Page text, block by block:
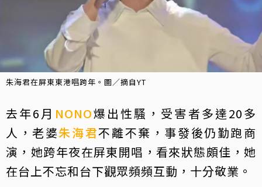
朱海君在屏東東港唱跨年。圖／摘自YT
去年6月 NONO爆出性騷，受害者多達20多
人，老婆朱海君不離不棄，事發後仍勤跑商
演，她跨年夜在屏東開唱，看來狀態頗佳，她
在台上不忘和台下觀眾頻頻互動，十分敬業。